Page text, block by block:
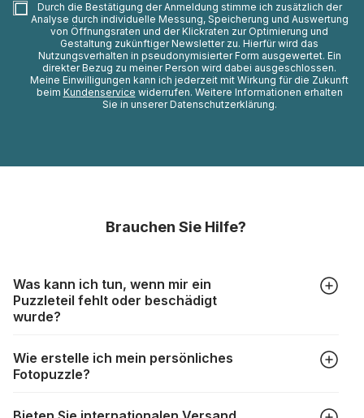
Durch die Bestätigung der Anmeldung stimme ich zusätzlich der
Analyse durch individuelle Messung, Speicherung und Auswertung
von Öffnungsraten und der Klickraten zur Optimierung und
Gestaltung zukünftiger Newsletter zu. Hierfür wird das
Nutzungsverhalten in pseudonymisierter Form ausgewertet. Ein
direkter Bezug zu meiner Person wird dabei ausgeschlossen.
Meine Einwilligungen kann ich jederzeit mit Wirkung für die Zukunft
beim Kundenservice widerrufen. Weitere Informationen erhalten
Sie in unserer Datenschutzerklärung.
Brauchen Sie Hilfe?
Was kann ich tun, wenn mir ein
Puzzleteil fehlt oder beschädigt
wurde?
aber trotzdem kann es vorkommen, dass Teile beschädigt
werden oder verloren gehen. Mit solchen Fällen gehen
https://www.puzzle.de/puzzleteile-fehlen.html
Wie erstelle ich mein persönliches
Fotopuzzle?